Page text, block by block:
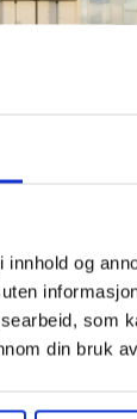
og
som
din bruk
i